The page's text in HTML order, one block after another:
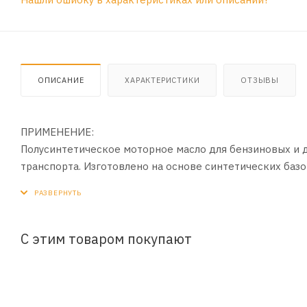
ОПИСАНИЕ ХАРАКТЕРИСТИКИ ОТЗЫВЫ
ПРИМЕНЕНИЕ:
Полусинтетическое моторное масло для бензиновых и
транспорта. Изготовлено на основе синтетических
автомобилей, а также легких коммерческих
С этим товаром покупают